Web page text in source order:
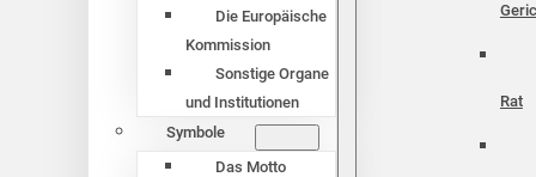
Die Europäische
Kommission
Sonstige Organe
und Institutionen
Symbole
Das Motto
Rat